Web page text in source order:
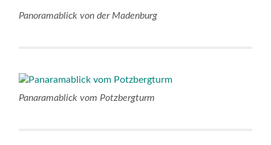
Panoramablick von der Madenburg
Panaramablick vom Potzbergturm